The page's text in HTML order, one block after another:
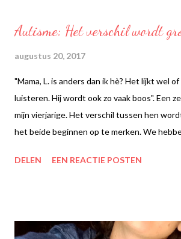
Autisme: Het verschil wordt
augustus 20, 2017
"Mama, L. is anders dan ik hè? Het lijkt wel
luisteren. Hij wordt ook zo vaak boos". Een
mijn vierjarige. Het verschil tussen hen
het beide beginnen op te merken. We
bij mijn kinderen. R. is ook zo verschrikkelijk
gewoon naar het expertisecentrum
DELEN EEN REACTIE POSTEN